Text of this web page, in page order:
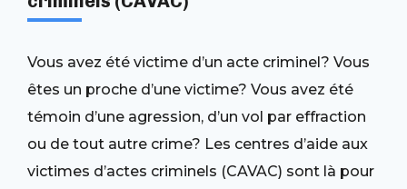
Vous avez été victime d’un acte criminel? Vous
êtes un proche d’une victime? Vous avez été
témoin d’une agression, d’un vol par effraction
ou de tout autre crime? Les centres d’aide aux
victimes d’actes criminels (CAVAC) sont là pour